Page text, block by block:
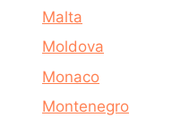
Malta
Moldova
Monaco
Montenegro